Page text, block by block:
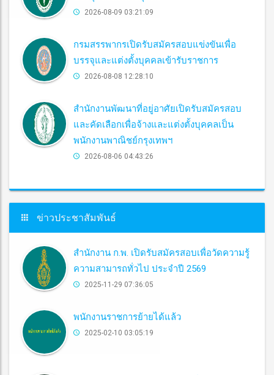
2026-08-09 03:21:09
กรมสรรพากรเปิดรับสมัครสอบแข่งขันเพื่อ
บรรจุและแต่งตั้งบุคคลเข้ารับราชการ
2026-08-08 12:28:10
สำนักงานพัฒนาที่อยู่อาศัยเปิดรับสมัครสอบ
และคัดเลือกเพื่อจ้างและแต่งตั้งบุคคลเป็น
พนักงานพาณิชย์กรุงเทพฯ
2026-08-06 04:43:26
ข่าวประชาสัมพันธ์
สำนักงาน ก.พ. เปิดรับสมัครสอบเพื่อวัดความรู้
ความสามารถทั่วไป ประจำปี 2569
2025-11-29 07:36:05
พนักงานราชการย้ายได้แล้ว
2025-02-10 03:05:19